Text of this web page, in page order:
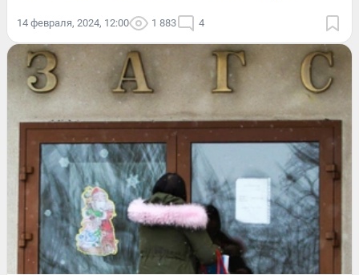
14 февраля, 2024, 12:00 1 883 4